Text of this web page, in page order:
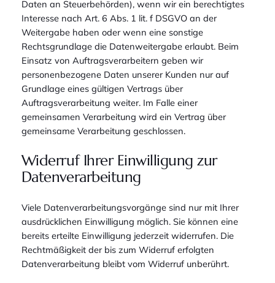
Daten an Steuerbehörden), wenn wir ein berechtigtes
Interesse nach Art. 6 Abs. 1 lit. f DSGVO an der
Weitergabe haben oder wenn eine sonstige
Rechtsgrundlage die Datenweitergabe erlaubt. Beim
Einsatz von Auftragsverarbeitern geben wir
personenbezogene Daten unserer Kunden nur auf
Grundlage eines gültigen Vertrags über
Auftragsverarbeitung weiter. Im Falle einer
gemeinsamen Verarbeitung wird ein Vertrag über
gemeinsame Verarbeitung geschlossen.
Widerruf Ihrer Einwilligung zur
Datenverarbeitung
Viele Datenverarbeitungsvorgänge sind nur mit Ihrer
ausdrücklichen Einwilligung möglich. Sie können eine
bereits erteilte Einwilligung jederzeit widerrufen. Die
Rechtmäßigkeit der bis zum Widerruf erfolgten
Datenverarbeitung bleibt vom Widerruf unberührt.